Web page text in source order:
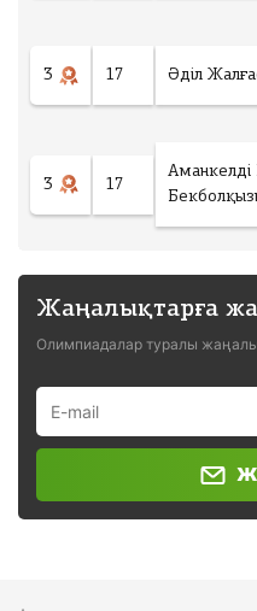
Жаңалықтарға
Олимпиадалар туралы
3 17 Әділ
3 17
Аманкелді